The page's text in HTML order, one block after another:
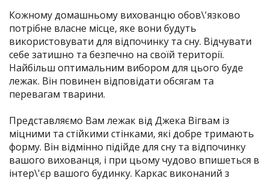
Кожному домашньому вихованцю обов\'язково
потрібне власне місце, яке вони будуть
використовувати для відпочинку та сну. Відчувати
себе затишно та безпечно на своїй території.
Найбільш оптимальним вибором для цього буде
лежак. Він повинен відповідати обсягам та
перевагам тварини.
Представляємо Вам лежак від Джека Вігвам із
міцними та стійкими стінками, які добре тримають
форму. Він відмінно підійде для сну та відпочинку
вашого вихованця, і при цьому чудово впишеться в
інтер\'єр вашого будинку. Каркас виконаний з